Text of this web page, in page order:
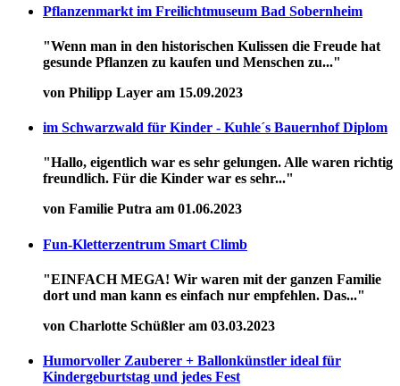
Pflanzenmarkt im Freilichtmuseum Bad Sobernheim
"Wenn man in den historischen Kulissen die Freude hat
gesunde Pflanzen zu kaufen und Menschen zu..."
von Philipp Layer am 15.09.2023
im Schwarzwald für Kinder - Kuhle´s Bauernhof Diplom
"Hallo, eigentlich war es sehr gelungen. Alle waren richtig
freundlich. Für die Kinder war es sehr..."
von Familie Putra am 01.06.2023
Fun-Kletterzentrum Smart Climb
"EINFACH MEGA! Wir waren mit der ganzen Familie
dort und man kann es einfach nur empfehlen. Das..."
von Charlotte Schüßler am 03.03.2023
Humorvoller Zauberer + Ballonkünstler ideal für
Kindergeburtstag und jedes Fest